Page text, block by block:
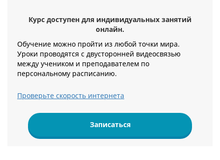
Курс доступен для индивидуальных занятий
онлайн.
Обучение можно пройти из любой точки мира.
Уроки проводятся с двусторонней видеосвязью
между учеником и преподавателем по
персональному расписанию.
Проверьте скорость интернета
Записаться